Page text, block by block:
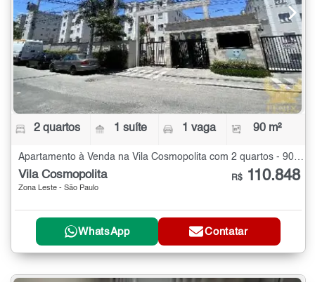
2 quartos 1 suíte 1 vaga 90 m²
Apartamento à Venda na Vila Cosmopolita com 2 quartos - 90 m²
Vila Cosmopolita
Zona Leste - São Paulo
R$ 110.848
WhatsApp Contatar